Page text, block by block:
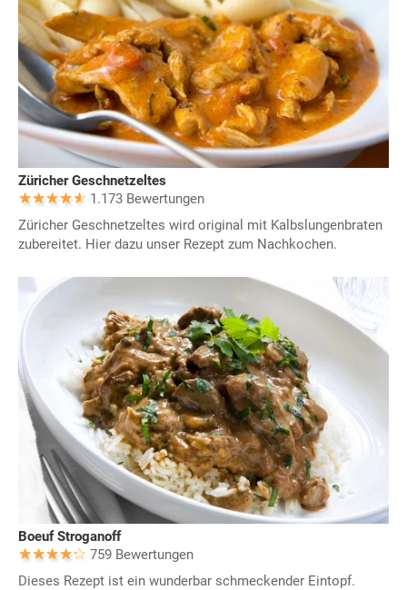
Züricher Geschnetzeltes
1.173 Bewertungen
Züricher Geschnetzeltes wird original mit Kalbslungenbraten
zubereitet. Hier dazu unser Rezept zum Nachkochen.
Boeuf Stroganoff
759 Bewertungen
Dieses Rezept ist ein wunderbar schmeckender Eintopf.